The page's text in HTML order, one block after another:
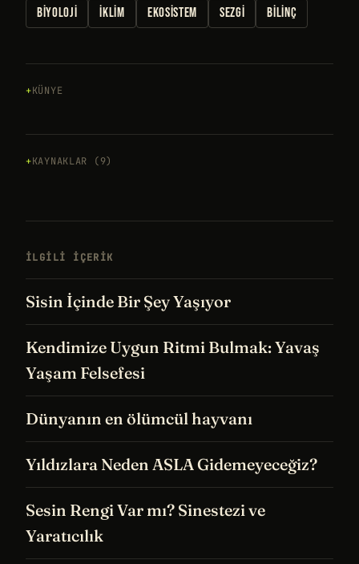
BIYOLOJI İKLIM EKOSISTEM SEZGI BILINÇ
KÜNYE
KAYNAKLAR (9)
İLGILI IÇERIK
Sisin İçinde Bir Şey Yaşıyor
Kendimize Uygun Ritmi Bulmak: Yavaş
Yaşam Felsefesi
Dünyanın en ölümcül hayvanı
Yıldızlara Neden ASLA Gidemeyeceğiz?
Sesin Rengi Var mı? Sinestezi ve
Yaratıcılık